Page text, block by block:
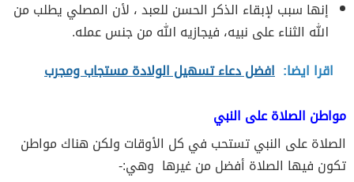
إنها سبب لإبقاء الذكر الحسن للعبد ، لأن المصلي يطلب من
الله الثناء على نبيه، فيجازيه الله من جنس عمله.
اقرا ايضا: افضل دعاء تسهيل الولادة مستجاب ومجرب
مواطن الصلاة على النبي
الصلاة على النبي تستحب في كل الأوقات ولكن هناك مواطن
تكون فيها الصلاة أفضل من غيرها وهي:-